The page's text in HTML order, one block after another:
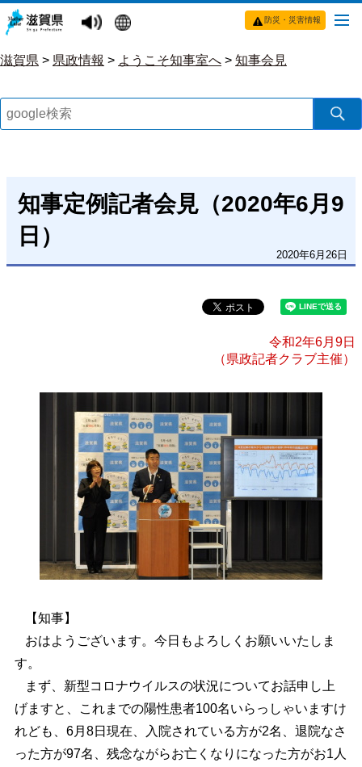
防災・災害情報
滋賀県 > 県政情報 > ようこそ知事室へ > 知事会見
知事定例記者会見（2020年6月9
日）
2020年6月26日
令和2年6月9日
（県政記者クラブ主催）
【知事】
おはようございます。今日もよろしくお願いいたしま
す。
まず、新型コロナウイルスの状況についてお話申し上
げますと、これまでの陽性患者100名いらっしゃいますけ
れども、6月8日現在、入院されている方が2名、退院なさ
った方が97名、残念ながらお亡くなりになった方がお1人